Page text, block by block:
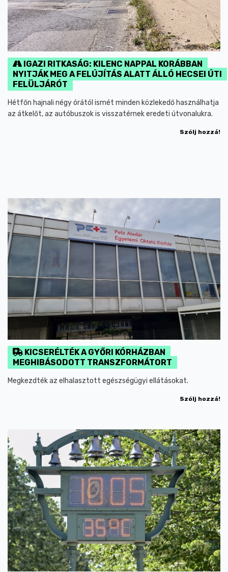
IGAZI RITKASÁG: KILENC NAPPAL KORÁBBAN
NYITJÁK MEG A FELÚJÍTÁS ALATT ÁLLÓ HECSEI ÚTI
FELÜLJÁRÓT
Hétfőn hajnali négy órától ismét minden közlekedő használhatja
az átkelőt, az autóbuszok is visszatérnek eredeti útvonalukra.
Szólj hozzá!
KICSERÉLTÉK A GYŐRI KÓRHÁZBAN
MEGHIBÁSODOTT TRANSZFORMÁTORT
Megkezdték az elhalasztott egészségügyi ellátásokat.
Szólj hozzá!